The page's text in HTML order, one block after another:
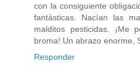
con la consiguiente
fantásticas. Nacían las
malditos pesticidas. ¡Me
broma! Un abrazo enorme,
Responder